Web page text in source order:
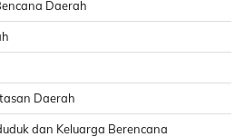
Daerah
Daerah
dan Keluarga Berencana